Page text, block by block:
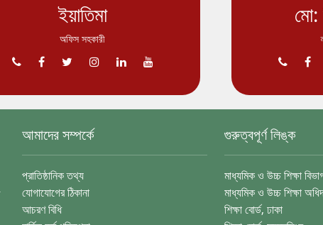
ইয়াতিমা
অফিস সহকারী
মো:
আমাদের সম্পর্কে
প্রাতিষ্ঠানিক তথ্য
যোগাযোগের ঠিকানা
আচরণ বিধি
গুরুত্বপূর্ণ লিঙ্ক
মাধ্যমিক ও উচ্চ শিক্ষা
মাধ্যমিক ও উচ্চ শিক্ষা
শিক্ষা বোর্ড, ঢাকা